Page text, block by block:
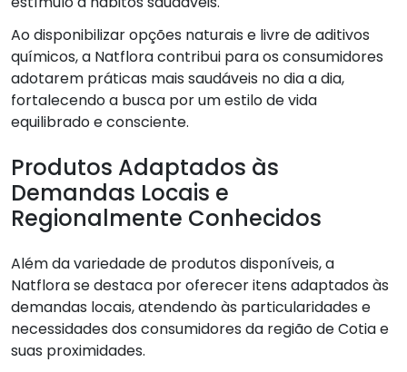
Ao disponibilizar opções naturais e livre de aditivos
químicos, a Natflora contribui para os consumidores
adotarem práticas mais saudáveis no dia a dia,
fortalecendo a busca por um estilo de vida
equilibrado e consciente.
Produtos Adaptados às
Demandas Locais e
Regionalmente Conhecidos
Além da variedade de produtos disponíveis, a
Natflora se destaca por oferecer itens adaptados às
demandas locais, atendendo às particularidades e
necessidades dos consumidores da região de Cotia e
suas proximidades.